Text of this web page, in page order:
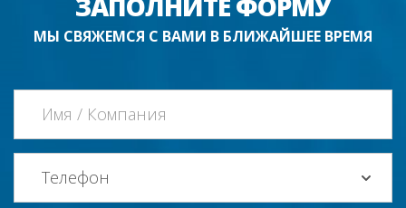
МЫ СВЯЖЕМСЯ С ВАМИ В БЛИЖАЙШЕЕ ВРЕМЯ